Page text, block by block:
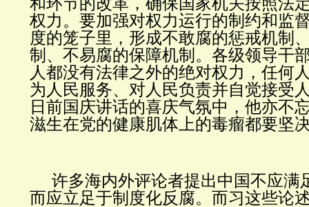
权力。要加强对权力运行的制约和监
度的笼子里，形成不敢腐的惩戒机制
制、不易腐的保障机制。各级领导干
人都没有法律之外的绝对权力，任何
为人民服务、对人民负责并自觉接受
日前国庆讲话的喜庆气氛中，他亦不
滋生在党的健康肌体上的毒瘤都要坚
许多海内外评论者提出中国不应满
而应立足于制度化反腐。而习这些论